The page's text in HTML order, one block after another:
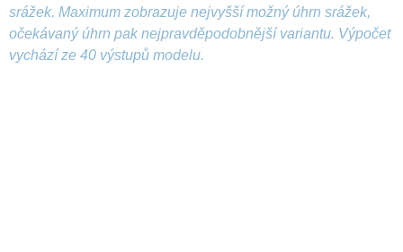
srážek. Maximum zobrazuje nejvyšší možný úhrn srážek,
očekávaný úhrn pak nejpravděpodobnější variantu. Výpočet
vychází ze 40 výstupů modelu.